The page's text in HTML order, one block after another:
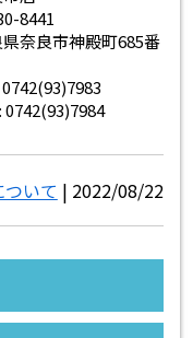
8441
奈良市神殿町685番
0742(93)7984
いて | 2022/08/22